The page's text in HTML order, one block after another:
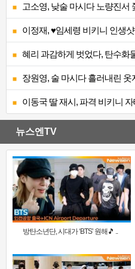
고소영, 낮술 마시다 노량진서
이정재, ♥임세령 비키니 인생
혜리 과감하게 벗었다, 탄수화
장원영, 술 마시다 흘러내린
이동국 딸 재시, 파격 비키니
뉴스엔TV
방탄소년단, 시대가 ‘BTS’ 원해🎵 ..